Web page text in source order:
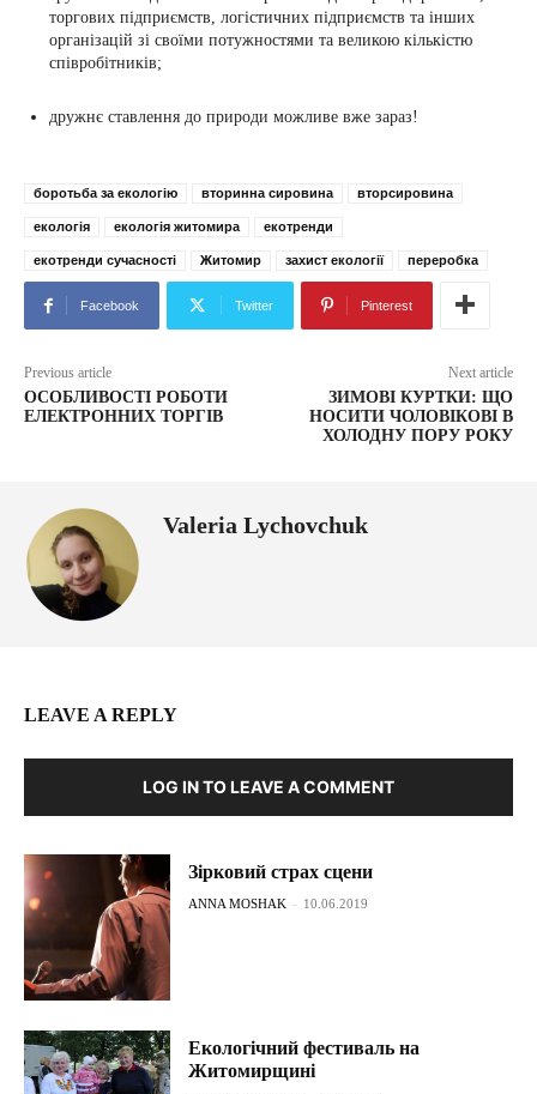
торгових підприємств, логістичних підприємств та інших
організацій зі своїми потужностями та великою кількістю
співробітників;
дружнє ставлення до природи можливе вже зараз!
боротьба за екологію вторинна сировина вторсировина
екологія екологія житомира екотренди
екотренди сучасності Житомир захист екології переробка
Facebook Twitter Pinterest
Previous article
ОСОБЛИВОСТІ РОБОТИ
ЕЛЕКТРОННИХ ТОРГІВ
Next article
ЗИМОВІ КУРТКИ: ЩО
НОСИТИ ЧОЛОВІКОВІ В
ХОЛОДНУ ПОРУ РОКУ
Valeria Lychovchuk
LEAVE A REPLY
LOG IN TO LEAVE A COMMENT
Зірковий страх сцени
ANNA MOSHAK - 10.06.2019
Екологічний фестиваль на
Житомирщині